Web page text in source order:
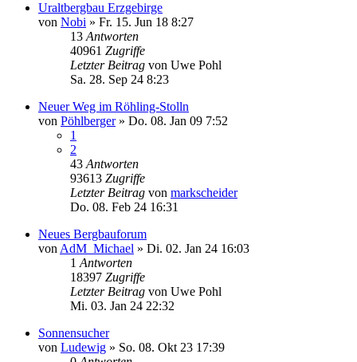
Uraltbergbau Erzgebirge
von Nobi » Fr. 15. Jun 18 8:27
13 Antworten
40961 Zugriffe
Letzter Beitrag von Uwe Pohl
Sa. 28. Sep 24 8:23
Neuer Weg im Röhling-Stolln
von Pöhlberger» Do. 08. Jan 09 7:52
1
2
43 Antworten
93613 Zugriffe
Letzter Beitrag von markscheider
Do. 08. Feb 24 16:31
Neues Bergbauforum
von AdM_Michael » Di. 02. Jan 24 16:03
1 Antworten
18397 Zugriffe
Letzter Beitrag von Uwe Pohl
Mi. 03. Jan 24 22:32
Sonnensucher
von Ludewig » So. 08. Okt 23 17:39